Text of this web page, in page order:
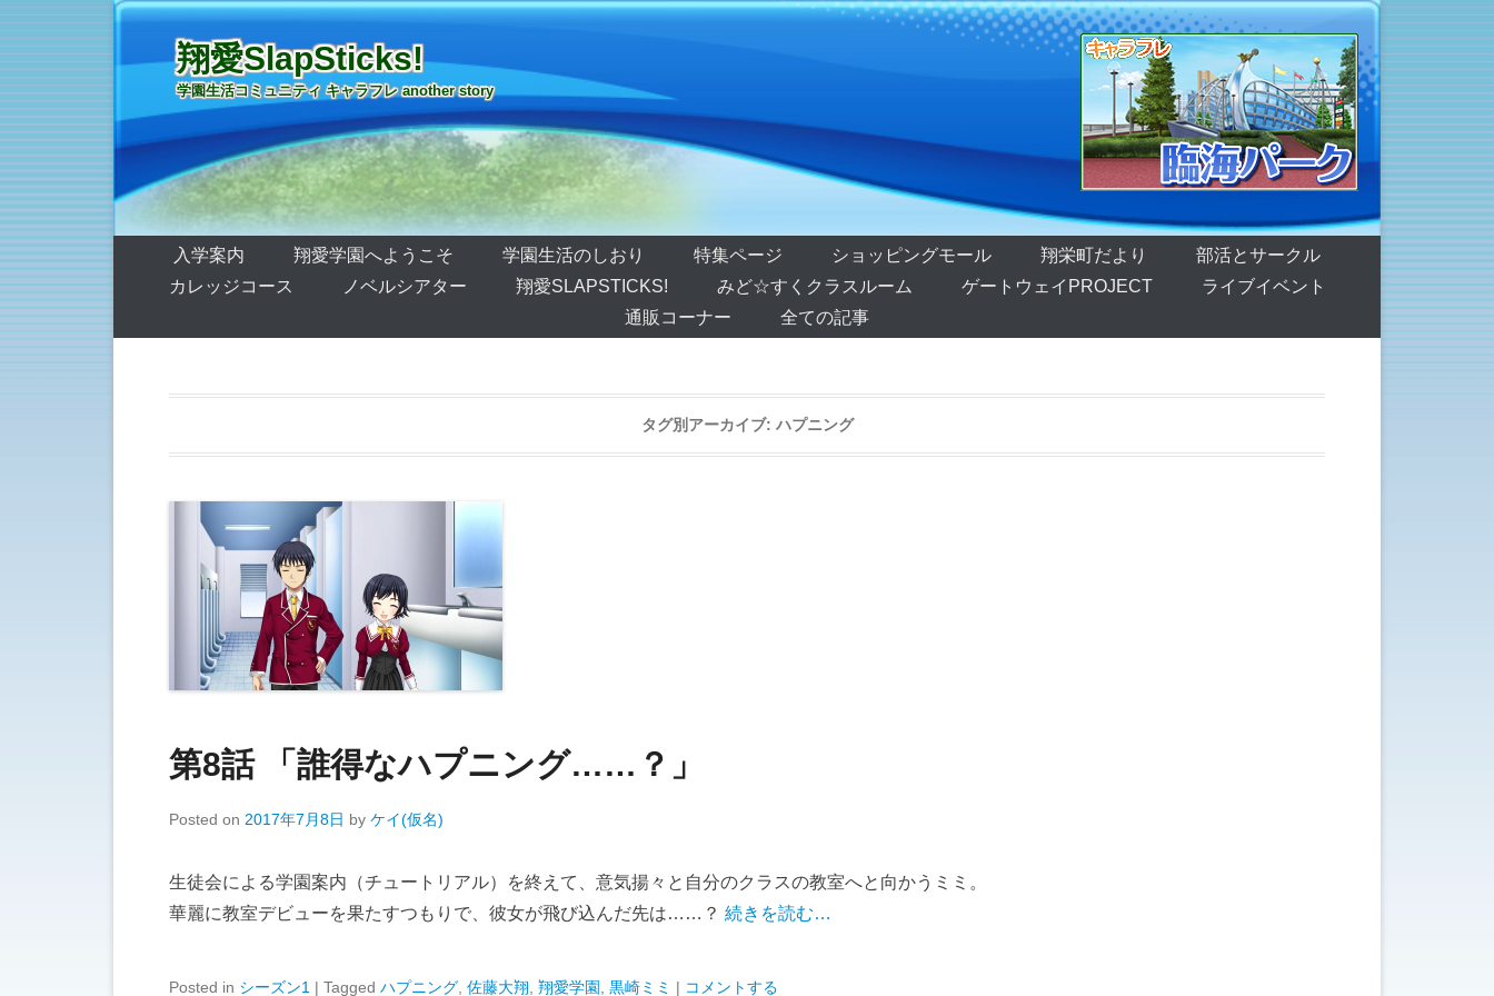
翔愛SlapSticks!
学園生活コミュニティ キャラフレ another story
第1メニュー
コンテンツへ移動
入学案内 翔愛学園へようこそ 学園生活のしおり 特集ページ ショッピングモール 翔栄町だより
部活とサークル
カレッジコース
ノベルシアター 翔愛SLAPSTICKS! みど☆すくクラスルーム ゲートウェイPROJECT
ライブイベント
通販コーナー
全ての記事
タグ別アーカイブ: ハプニング
第8話 「誰得なハプニング……？」
Posted on 2017年7月8日 by ケイ(仮名)
生徒会による学園案内（チュートリアル）を終えて、意気揚々と自分のクラスの教室へと向かうミミ。
華麗に教室デビューを果たすつもりで、彼女が飛び込んだ先は……？ 続きを読む…
Posted in シーズン1 | Tagged ハプニング 佐藤大翔 翔愛学園 黒崎ミミ | コメントする